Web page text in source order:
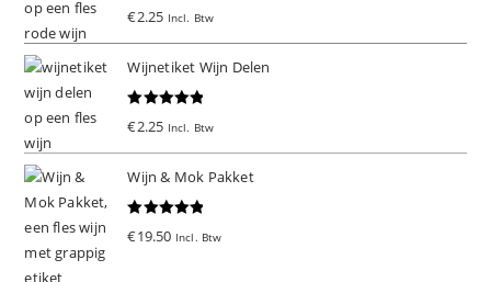
€2.25 Incl. Btw
Wijnetiket Wijn Delen
€2.25 Incl. Btw
Wijn & Mok Pakket
€19.50 Incl. Btw